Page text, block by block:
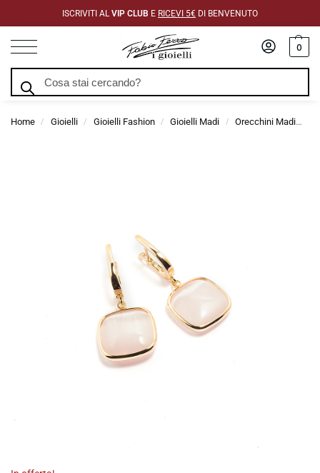
ISCRIVITI AL VIP CLUB E RICEVI 5€ DI BENVENUTO
0
Home / Gioielli / Gioielli Fashion / Gioielli Madi / Orecchini Madi